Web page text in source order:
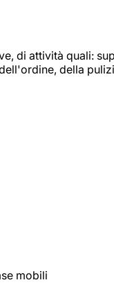
di attività quali:
della
mobili